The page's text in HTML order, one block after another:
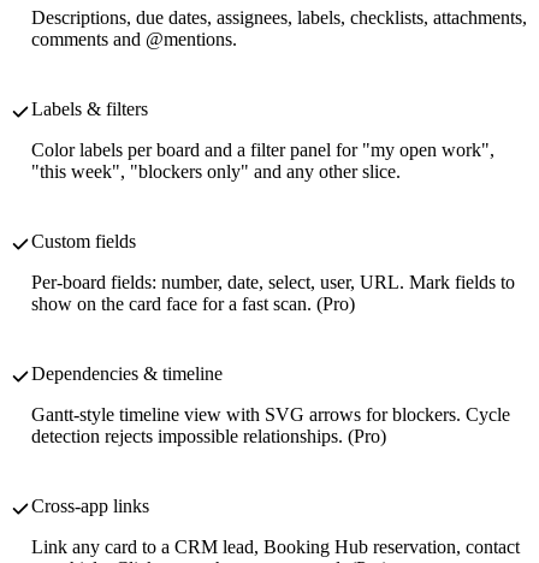
Descriptions, due dates, assignees, labels, checklists, attachments,
comments and @mentions.
Labels & filters
Color labels per board and a filter panel for "my open work",
"this week", "blockers only" and any other slice.
Custom fields
Per-board fields: number, date, select, user, URL. Mark fields to
show on the card face for a fast scan. (Pro)
Dependencies & timeline
Gantt-style timeline view with SVG arrows for blockers. Cycle
detection rejects impossible relationships. (Pro)
Cross-app links
Link any card to a CRM lead, Booking Hub reservation, contact